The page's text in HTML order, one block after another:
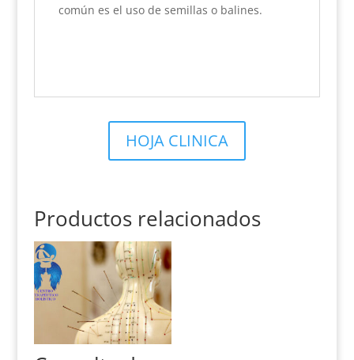
común es el uso de semillas o balines.
HOJA CLINICA
Productos relacionados